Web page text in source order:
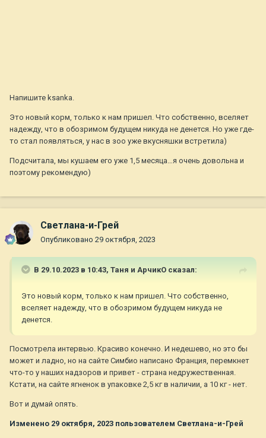
Напишите ksanka.
Это новый корм, только к нам пришел. Что собственно, вселяет
надежду, что в обозримом будущем никуда не денется. Но уже где-
то стал появляться, у нас в зоо уже вкусняшки встретила)
Подсчитала, мы кушаем его уже 1,5 месяца…я очень довольна и
поэтому рекомендую)
Светлана-и-Грей
Опубликовано 29 октября, 2023
В 29.10.2023 в 10:43, Таня и АрчикО сказал:
Это новый корм, только к нам пришел. Что собственно,
вселяет надежду, что в обозримом будущем никуда не
денется.
Посмотрела интервью. Красиво конечно. И недешево, но это бы
может и ладно, но на сайте Симбио написано Франция, перемкнет
что-то у наших надзоров и привет - страна недружественная.
Кстати, на сайте ягненок в упаковке 2,5 кг в наличии, а 10 кг - нет.
Вот и думай опять.
Изменено 29 октября, 2023 пользователем Светлана-и-Грей